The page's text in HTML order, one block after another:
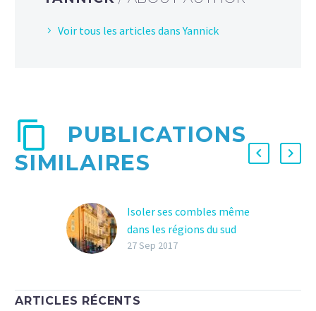
Voir tous les articles dans Yannick
PUBLICATIONS
SIMILAIRES
Isoler ses combles même
dans les régions du sud
Isoler ses combles revêt
habitations situées dans
27 Sep 2017
ARTICLES RÉCENTS